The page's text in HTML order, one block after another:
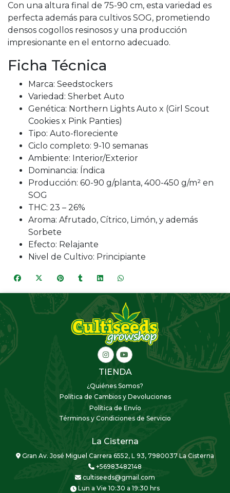
Con una altura final de 75-90 cm, esta variedad es
perfecta además para cultivos SOG, prometiendo
densos cogollos resinosos y una producción
impresionante en el entorno adecuado.
Ficha Técnica
Marca: Seedstockers
Variedad: Sherbet Auto
Genética: Northern Lights Auto x (Girl Scout
Cookies x Pink Panties)
Tipo: Auto-floreciente
Ciclo completo: 9-10 semanas
Ambiente: Interior/Exterior
Dominancia: Índica
Producción: 60-90 g/planta, 400-450 g/m² en
SOG
THC: 23 – 26%
Aroma: Afrutado, Cítrico, Limón, y además
Sorbete
Efecto: Relajante
Nivel de Cultivo: Principiante
TIENDA
¿Quiénes Somos?
Política de Cambios y Devoluciones
Política de Envío
Términos y Condiciones de Servicio
La Cisterna
Gran Av. José Miguel Carrera 6552, L 93, 7980037 La Cisterna
+56983482148
cultiseeds@gmail.com
Lun a Vie 10:30 a 19:30 hrs